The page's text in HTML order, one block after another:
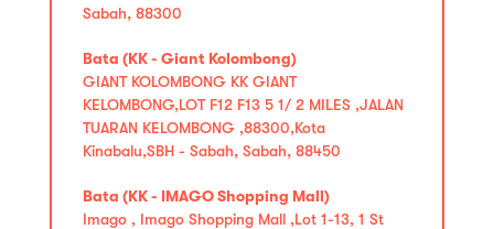
Sabah, 88300
Bata (KK - Giant Kolombong)
GIANT KOLOMBONG KK GIANT
KELOMBONG,LOT F12 F13 5 1/ 2 MILES ,JALAN
TUARAN KELOMBONG ,88300,Kota
Kinabalu,SBH - Sabah, Sabah, 88450
Bata (KK - IMAGO Shopping Mall)
Imago , Imago Shopping Mall ,Lot 1-13, 1 St